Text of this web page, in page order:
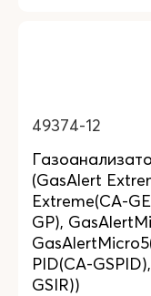
49374-12
(GasAlert
Extreme(CA-
GP),
PID(CA-
GSIR))